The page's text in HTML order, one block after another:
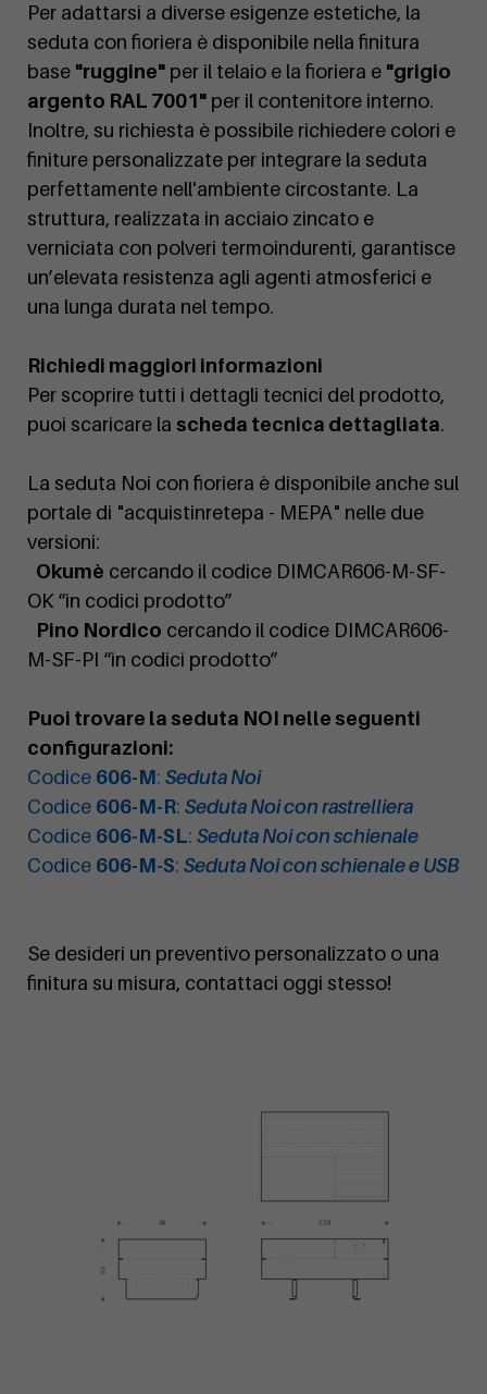
Per adattarsi a diverse esigenze estetiche, la
seduta con fioriera è disponibile nella finitura
base "ruggine" per il telaio e la fioriera e "grigio
argento RAL 7001" per il contenitore interno.
Inoltre, su richiesta è possibile richiedere colori e
finiture personalizzate per integrare la seduta
perfettamente nell'ambiente circostante. La
struttura, realizzata in acciaio zincato e
verniciata con polveri termoindurenti, garantisce
un’elevata resistenza agli agenti atmosferici e
una lunga durata nel tempo.
Richiedi maggiori informazioni
Per scoprire tutti i dettagli tecnici del prodotto,
puoi scaricare la scheda tecnica dettagliata.
La seduta Noi con fioriera è disponibile anche sul
portale di "acquistinretepa - MEPA" nelle due
versioni:
Okumè cercando il codice DIMCAR606-M-SF-
OK “in codici prodotto”
Pino Nordico cercando il codice DIMCAR606-
M-SF-PI “in codici prodotto”
Puoi trovare la seduta NOI nelle seguenti
configurazioni:
Codice 606-M: Seduta Noi
Codice 606-M-R: Seduta Noi con rastrelliera
Codice 606-M-SL: Seduta Noi con schienale
Codice 606-M-S: Seduta Noi con schienale e USB
Se desideri un preventivo personalizzato o una
finitura su misura, contattaci oggi stesso!